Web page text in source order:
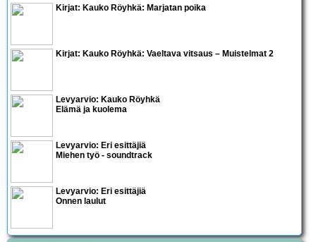
Kirjat: Kauko Röyhkä: Marjatan poika
Kirjat: Kauko Röyhkä: Vaeltava vitsaus – Muistelmat 2
Levyarvio: Kauko Röyhkä
Elämä ja kuolema
Levyarvio: Eri esittäjiä
Miehen työ - soundtrack
Levyarvio: Eri esittäjiä
Onnen laulut